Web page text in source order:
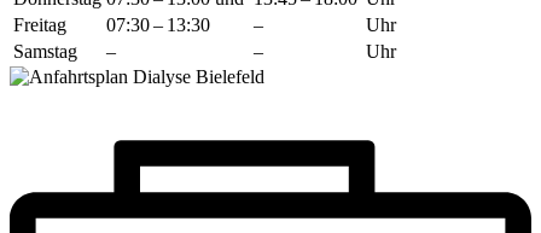
Freitag
07:30 – 13:30 –
Uhr
Samstag
– – Uhr